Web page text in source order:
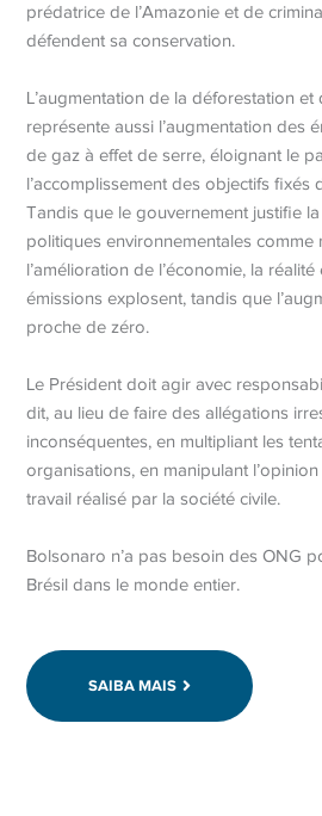
prédatrice de l’Amazonie et de
défendent sa conservation.
L’augmentation de la déforestation
représente aussi l’augmentation des
de gaz à effet de serre, éloignant le
l’accomplissement des objectifs fixés
Tandis que le gouvernement justifie
politiques environnementales comme
l’amélioration de l’économie, la
émissions explosent, tandis que
proche de zéro.
Le Président doit agir avec
dit, au lieu de faire des allégations
inconséquentes, en multipliant les
organisations, en manipulant
travail réalisé par la société civile.
Bolsonaro n’a pas besoin des ONG
Brésil dans le monde entier.
SAIBA MAIS